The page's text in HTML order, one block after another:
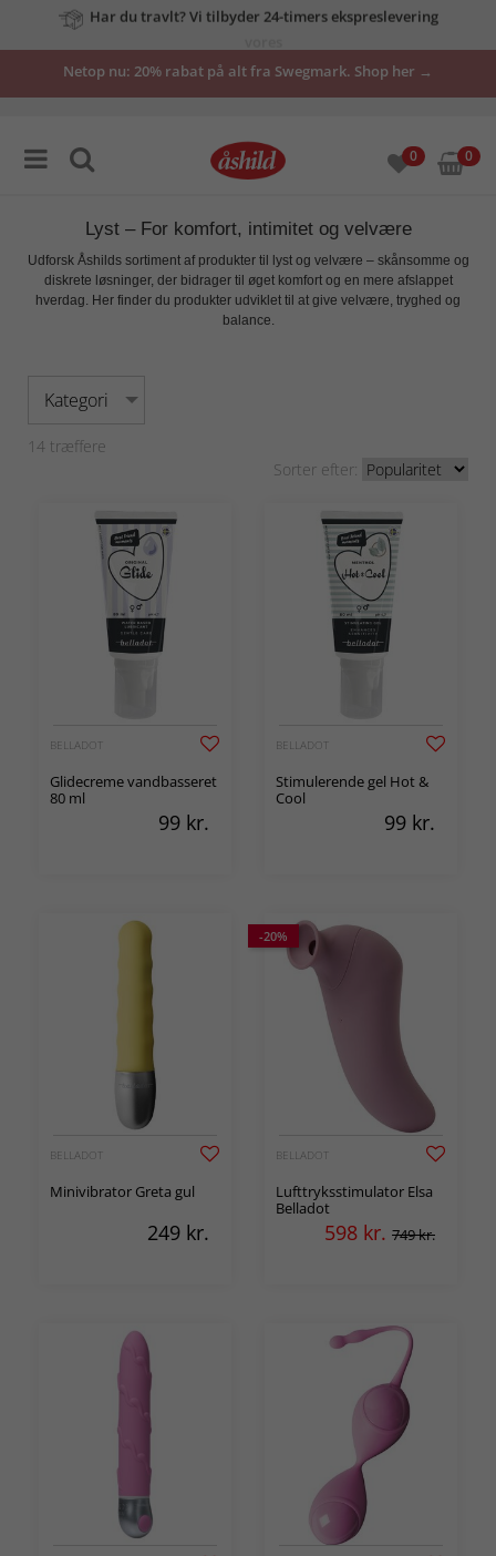
vores
tilbud
Netop nu: 20% rabat på alt fra Swegmark. Shop her →
0 0
Lyst – For komfort, intimitet og velvære
Udforsk Åshilds sortiment af produkter til lyst og velvære – skånsomme og
diskrete løsninger, der bidrager til øget komfort og en mere afslappet
hverdag. Her finder du produkter udviklet til at give velvære, tryghed og
balance.
Kategori
14 træffere
Sorter efter:
BELLADOT
Glidecreme vandbasseret
80 ml
99 kr.
BELLADOT
Stimulerende gel Hot &
Cool
99 kr.
BELLADOT
Minivibrator Greta gul
249 kr.
-20%
BELLADOT
Lufttryksstimulator Elsa
Belladot
598 kr. 749 kr.